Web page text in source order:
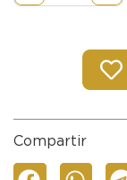
Compartir